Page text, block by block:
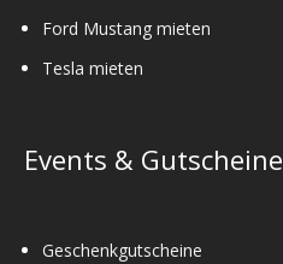
Ford Mustang mieten
Tesla mieten
Events & Gutscheine
Geschenkgutscheine